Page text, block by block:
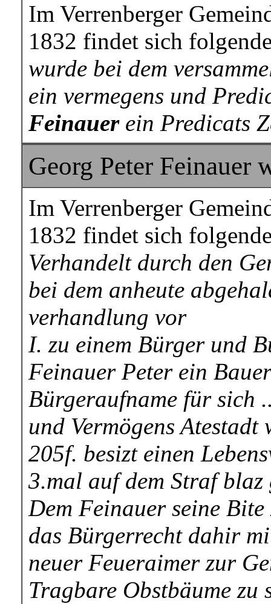
Im Verrenberger
1832 findet sich
wurde bei dem
ein vermegens und
Feinauerein Predicats
Georg Peter Feinauer
Im Verrenberger
1832 findet sich
Verhandelt durch den
bei dem anheute
verhandlung vor
I. zu einem Bürger und
Feinauer Peter ein
Bürgeraufname für sich
und Vermögens
205f. besizt einen
3.mal auf dem Straf blaz
Dem Feinauer seine
das Bürgerrecht dahir
neuer Feueraimer zur
Tragbare Obstbäume zu